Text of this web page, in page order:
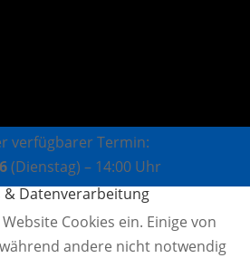
verfügbarer Termin:
(Dienstag) – 14:00 Uhr
& Datenverarbeitung
Cookies ein. Einige von
andere nicht notwendig